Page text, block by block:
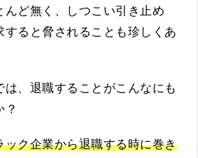
んど無く、しつこい引き止め
すると脅されることも珍しくあ
は、退職することがこんなにも
？
ック企業から退職する時に巻き